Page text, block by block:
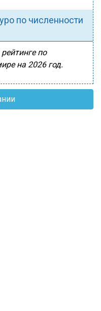
по численности
по
на 2026 год.